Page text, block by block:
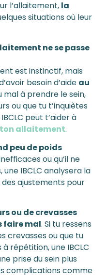
l’allaitement, la
situations où leur
ne se passe
est instinctif, mais
besoin d’aide au
mal à prendre le sein,
ou que tu t’inquiètes
peut t’aider à
allaitement.
peu de poids
ou qu’il ne
IBCLC analysera la
ajustements pour
ou de crevasses
faire mal. Si tu ressens
crevasses ou que tu
répétition, une IBCLC
prise du sein plus
complications comme